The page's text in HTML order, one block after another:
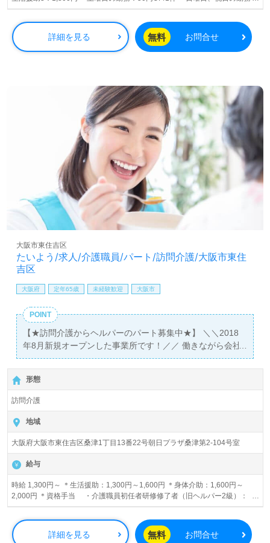
100円UP/1件 ・夜間、深夜時間帯は法定通り（25%UP） ※同行時の給与は
面接時にご案内させていただきます。
詳細を見る 無料 お問合せ
たいよう/求人/介護職員/パート/訪問介護/大阪市東住
吉区
大阪市東住吉区
大阪府 定年65歳 未経験歓迎 大阪市
POINT
【★訪問介護からヘルパーのパート募集中★】 ＼＼2018
年8月新規オープンした事業所です！／／ 働きながら会社
負担で資格取得可能！ 年齢・性別・経験問いません♪
形態
訪問介護
地域
大阪府大阪市東住吉区桑津1丁目13番22号朝日プラザ桑津第2-104号室
給与
時給 1,300円～ ＊生活援助：1,300円～1,600円 ＊身体介助：1,600円～
2,000円 ＊資格手当 ・介護職員初任者研修修了者（旧ヘルパー2級）：
5,000円／月 ・介護福祉士：10,000円／月 ＊記録手当あり ※試用期間中
の給与の変動なし
詳細を見る 無料 お問合せ